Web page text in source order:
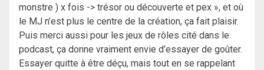
monstre ) x fois -> trésor ou découverte et pex », et où
le MJ n’est plus le centre de la création, ça fait plaisir.
Puis merci aussi pour les jeux de rôles cité dans le
podcast, ça donne vraiment envie d’essayer de goûter.
Essayer quitte à être déçu, mais tout en se rappelant